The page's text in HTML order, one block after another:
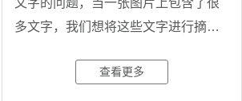
文字的问题，当一张图片上包含了很
多文字，我们想将这些文字进行摘录
查看更多